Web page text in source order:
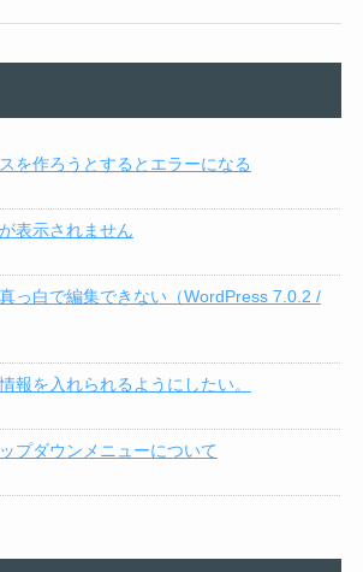
を作ろうとするとエラーになる
表示されません
っ白で編集できない（WordPress 7.0.2 /
報を入れられるようにしたい。
プダウンメニューについて